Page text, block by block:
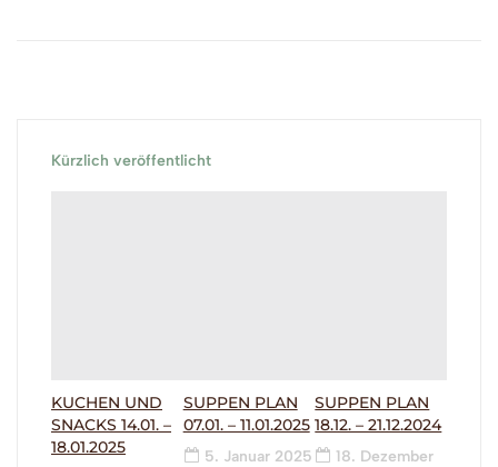
Kürzlich veröffentlicht
KUCHEN UND
SNACKS 14.01. –
18.01.2025
SUPPEN PLAN
07.01. – 11.01.2025
5. Januar 2025
SUPPEN PLAN
18.12. – 21.12.2024
18. Dezember